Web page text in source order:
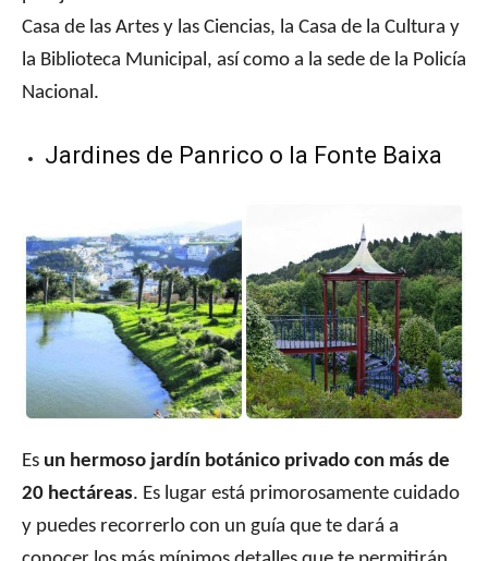
Casa de las Artes y las Ciencias, la Casa de la Cultura y
la Biblioteca Municipal, así como a la sede de la Policía
Nacional.
Jardines de Panrico o la Fonte Baixa
Es un hermoso jardín botánico privado con más de
20 hectáreas. Es lugar está primorosamente cuidado
y puedes recorrerlo con un guía que te dará a